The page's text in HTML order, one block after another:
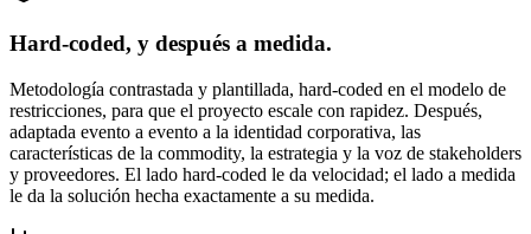
Hard-coded, y después a medida.
Metodología contrastada y plantillada, hard-coded en el modelo de
restricciones, para que el proyecto escale con rapidez. Después,
adaptada evento a evento a la identidad corporativa, las
características de la commodity, la estrategia y la voz de stakeholders
y proveedores. El lado hard-coded le da velocidad; el lado a medida
le da la solución hecha exactamente a su medida.